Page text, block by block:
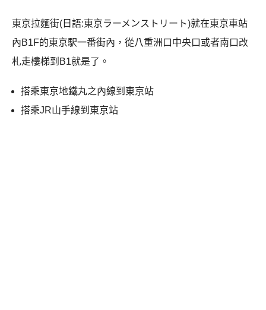
東京拉麵街( 日語:東京ラーメンストリート)就在東京車站
內B1F的東京駅一番街內，從八重洲口中央口或者南口改
札走樓梯到 B1就是了。
搭乘東京地鐵丸之內線到東京站
搭乘JR山手線到東京站